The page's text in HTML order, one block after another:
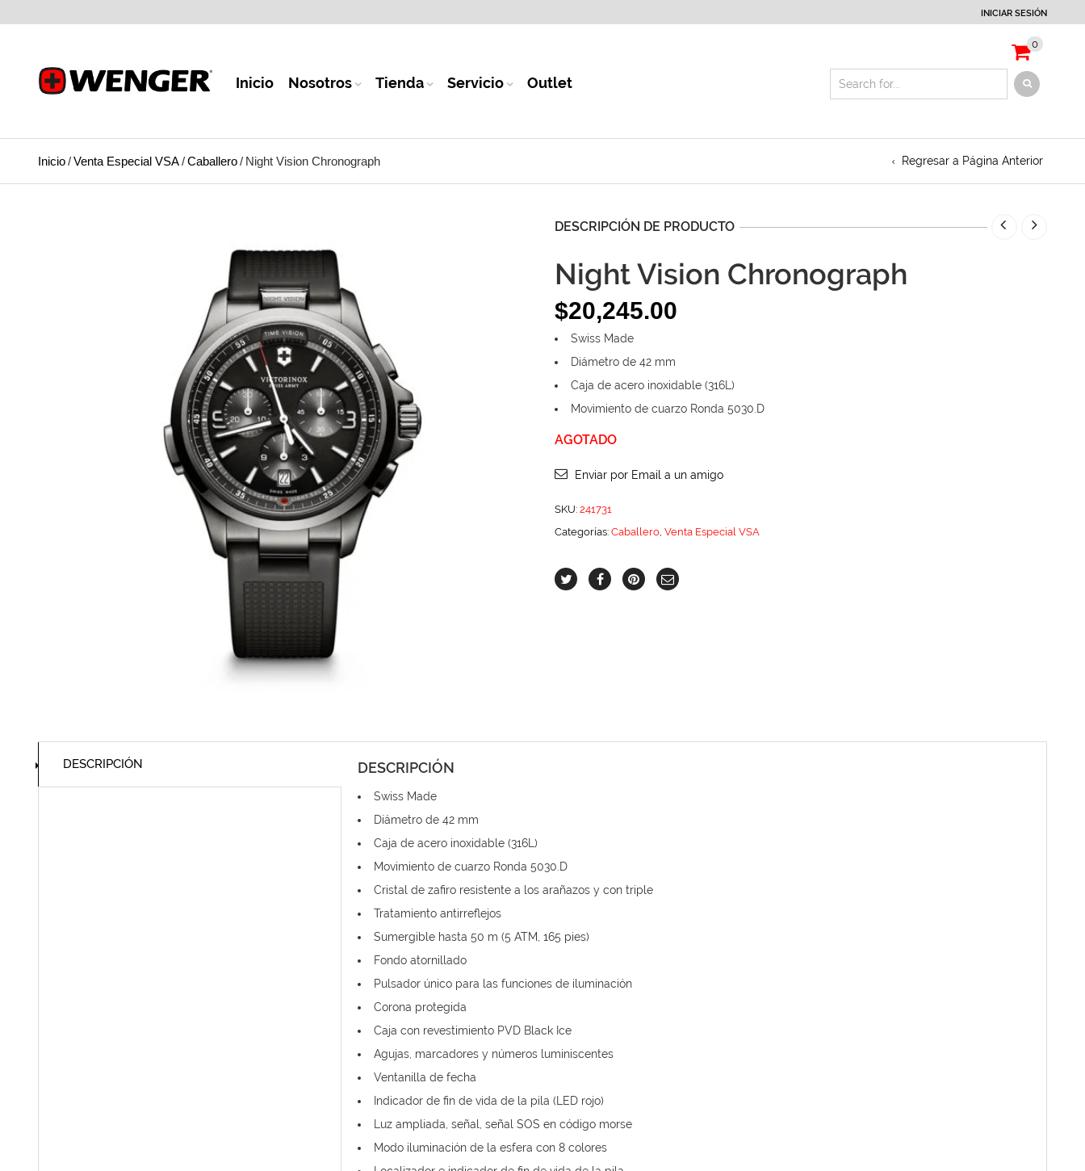
INICIAR SESIÓN
Inicio Nosotros Tienda Servicio Outlet
0
Inicio/Venta Especial VSA/Caballero/ Night Vision Chronograph Regresar a Página Anterior
DESCRIPCIÓN DE PRODUCTO
Night Vision Chronograph
$20,245.00
Swiss Made
Diámetro de 42 mm
Caja de acero inoxidable (316L)
Movimiento de cuarzo Ronda 5030.D
AGOTADO
Enviar por Email a un amigo
SKU: 241731
Categorías: Caballero, Venta Especial VSA
DESCRIPCIÓN DESCRIPCIÓN
Swiss Made
Diámetro de 42 mm
Caja de acero inoxidable (316L)
Movimiento de cuarzo Ronda 5030.D
Cristal de zafiro resistente a los arañazos y con triple
Tratamiento antirreflejos
Sumergible hasta 50 m (5 ATM, 165 pies)
Fondo atornillado
Pulsador único para las funciones de iluminación
Corona protegida
Caja con revestimiento PVD Black Ice
Agujas, marcadores y números luminiscentes
Ventanilla de fecha
Indicador de fin de vida de la pila (LED rojo)
Luz ampliada, señal, señal SOS en código morse
Modo iluminación de la esfera con 8 colores